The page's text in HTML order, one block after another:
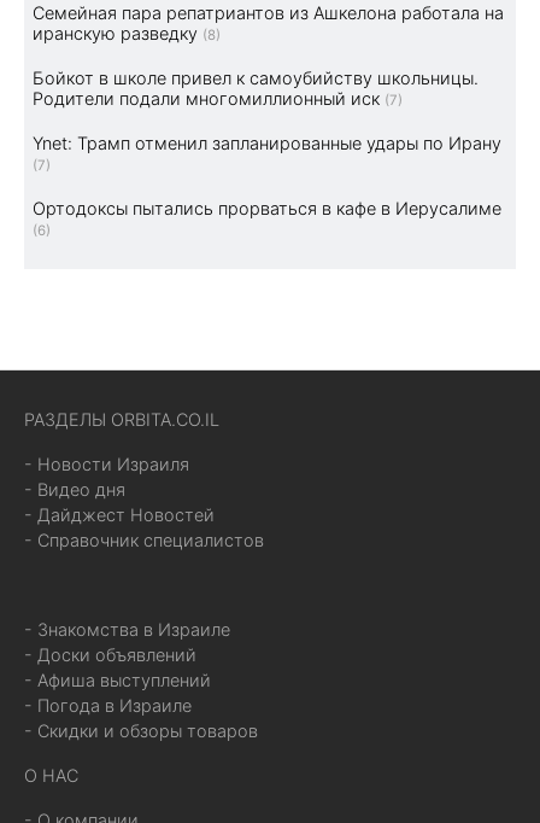
Семейная пара репатриантов из Ашкелона работала на
иранскую разведку (8)
Бойкот в школе привел к самоубийству школьницы.
Родители подали многомиллионный иск (7)
Ynet: Трамп отменил запланированные удары по Ирану
(7)
Ортодоксы пытались прорваться в кафе в Иерусалиме
(6)
РАЗДЕЛЫ ORBITA.CO.IL
- Новости Израиля
- Видео дня
- Дайджест Новостей
- Справочник специалистов
- Знакомства в Израиле
- Доски объявлений
- Афиша выступлений
- Погода в Израиле
- Скидки и обзоры товаров
О НАС